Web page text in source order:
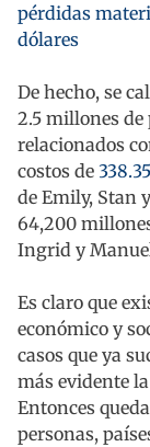
pérdidas
dólares
De hecho, se
2.5 millones de
relacionados
costos de
de Emily, Stan
64,200
Ingrid y
Es claro que
económico y
casos que ya
más evidente
Entonces
personas,